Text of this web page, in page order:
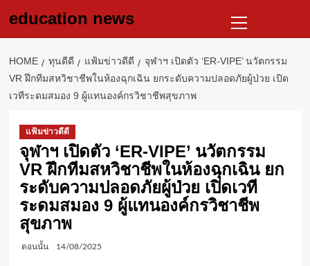
education news
Menu
HOME ทุนดีดี แฟ้มข่าวดีดี
จุฬาฯ เปิดตัว ‘ER-VIPE’ นวัตกรรม
VR ฝึกทีมสหวิชาชีพในห้องฉุกเฉิน ยกระดับความปลอดภัยผู้ป่วย เปิด
เวทีระดมสมอง 9 ผู้แทนองค์กรวิชาชีพสุขภาพ
แฟ้มข่าวดีดี
จุฬาฯ เปิดตัว ‘ER-VIPE’ นวัตกรรม
VR ฝึกทีมสหวิชาชีพในห้องฉุกเฉิน ยก
ระดับความปลอดภัยผู้ป่วย เปิดเวที
ระดมสมอง 9 ผู้แทนองค์กรวิชาชีพ
สุขภาพ
ตอนนั้น 14/08/2025